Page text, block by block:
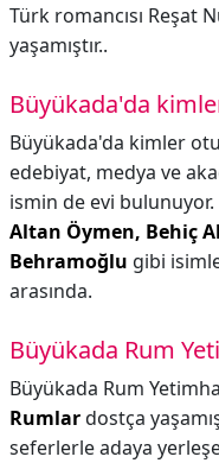
Türk romancısı Reşat
yaşamıştır..
Büyükada'da
Büyükada'da kimler
edebiyat, medya ve
ismin de evi bulunuyor.
Altan Öymen, Behiç
Behramoğlu gibi
arasında.
Büyükada Rum
Büyükada Rum
Rumlardostça
seferlerle adaya